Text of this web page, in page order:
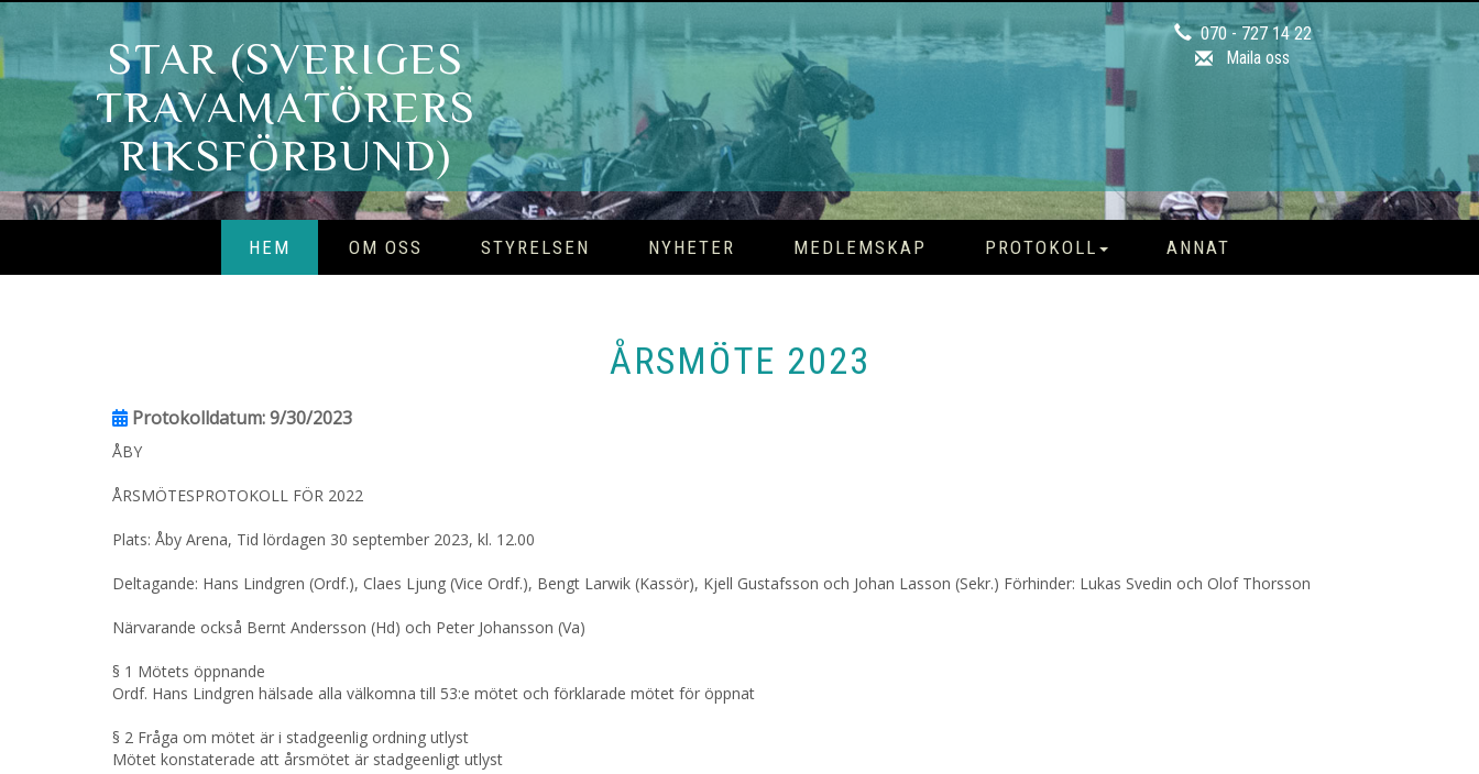
070 - 727 14 22
Maila oss
STAR (SVERIGES
TRAVAMATÖRERS
RIKSFÖRBUND)
HEM OM OSS STYRELSEN NYHETER MEDLEMSKAP PROTOKOLL ANNAT
ÅRSMÖTE 2023
Protokolldatum: 9/30/2023
ÅBY
ÅRSMÖTESPROTOKOLL FÖR 2022
Plats: Åby Arena, Tid lördagen 30 september 2023, kl. 12.00
Deltagande: Hans Lindgren (Ordf.), Claes Ljung (Vice Ordf.), Bengt Larwik (Kassör), Kjell Gustafsson och Johan Lasson (Sekr.) Förhinder: Lukas Svedin och Olof Thorsson
Närvarande också Bernt Andersson (Hd) och Peter Johansson (Va)
§ 1 Mötets öppnande
Ordf. Hans Lindgren hälsade alla välkomna till 53:e mötet och förklarade mötet för öppnat
§ 2 Fråga om mötet är i stadgeenlig ordning utlyst
Mötet konstaterade att årsmötet är stadgeenligt utlyst